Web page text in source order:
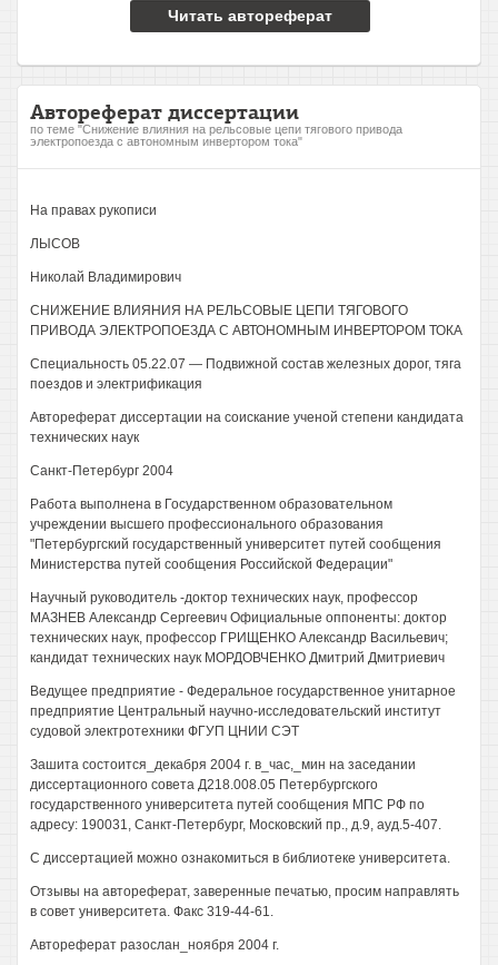
Читать автореферат
Автореферат диссертации
по теме "Снижение влияния на рельсовые цепи тягового привода
электропоезда с автономным инвертором тока"
На правах рукописи
ЛЫСОВ
Николай Владимирович
СНИЖЕНИЕ ВЛИЯНИЯ НА РЕЛЬСОВЫЕ ЦЕПИ ТЯГОВОГО
ПРИВОДА ЭЛЕКТРОПОЕЗДА С АВТОНОМНЫМ ИНВЕРТОРОМ ТОКА
Специальность 05.22.07 — Подвижной состав железных дорог, тяга
поездов и электрификация
Автореферат диссертации на соискание ученой степени кандидата
технических наук
Санкт-Петербург 2004
Работа выполнена в Государственном образовательном
учреждении высшего профессионального образования
"Петербургский государственный университет путей сообщения
Министерства путей сообщения Российской Федерации"
Научный руководитель -доктор технических наук, профессор
МАЗНЕВ Александр Сергеевич Официальные оппоненты: доктор
технических наук, профессор ГРИЩЕНКО Александр Васильевич;
кандидат технических наук МОРДОВЧЕНКО Дмитрий Дмитриевич
Ведущее предприятие - Федеральное государственное унитарное
предприятие Центральный научно-исследовательский институт
судовой электротехники ФГУП ЦНИИ СЭТ
Зашита состоится_декабря 2004 г. в_час,_мин на заседании
диссертационного совета Д218.008.05 Петербургского
государственного университета путей сообщения МПС РФ по
адресу: 190031, Санкт-Петербург, Московский пр., д.9, ауд.5-407.
С диссертацией можно ознакомиться в библиотеке университета.
Отзывы на автореферат, заверенные печатью, просим направлять
в совет университета. Факс 319-44-61.
Автореферат разослан_ноября 2004 г.